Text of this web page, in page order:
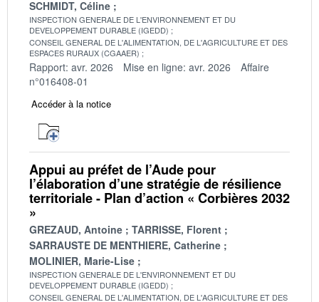
SCHMIDT, Céline
INSPECTION GENERALE DE L'ENVIRONNEMENT ET DU
DEVELOPPEMENT DURABLE (IGEDD)
CONSEIL GENERAL DE L'ALIMENTATION, DE L'AGRICULTURE ET DES
ESPACES RURAUX (CGAAER)
Rapport: avr. 2026 Mise en ligne: avr. 2026
Affaire
n°016408-01
Accéder à la notice
Appui au préfet de l’Aude pour
l’élaboration d’une stratégie de résilience
territoriale - Plan d’action « Corbières 2032
»
GREZAUD, Antoine
TARRISSE, Florent
SARRAUSTE DE MENTHIERE, Catherine
MOLINIER, Marie-Lise
INSPECTION GENERALE DE L'ENVIRONNEMENT ET DU
DEVELOPPEMENT DURABLE (IGEDD)
CONSEIL GENERAL DE L'ALIMENTATION, DE L'AGRICULTURE ET DES